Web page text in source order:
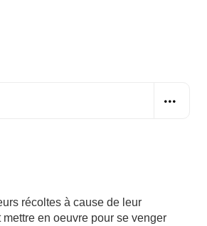
récoltes à cause de leur
en oeuvre pour se venger